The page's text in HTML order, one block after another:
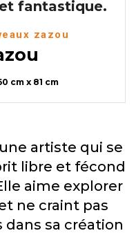
zazou
cm x 81 cm
artiste qui se
libre et fécond
aime explorer
ne craint pas
sa création